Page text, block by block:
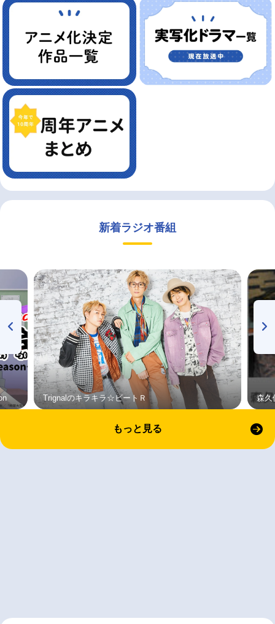
新着ラジオ番組
Trignalのキラキラ☆ビートＲ 森久
もっと見る